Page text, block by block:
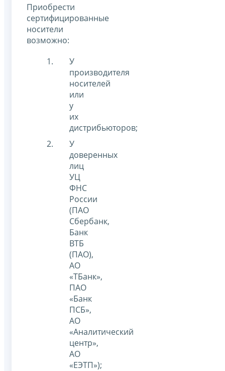
Приобрести
сертифицированные
носители
возможно:
У
производителя
носителей
или
у
их
дистрибьюторов;
У
доверенных
лиц
УЦ
ФНС
России
(ПАО
Сбербанк,
Банк
ВТБ
(ПАО),
АО
«ТБанк»,
ПАО
«Банк
ПСБ»,
АО
«Аналитический
центр»,
АО
«ЕЭТП»);